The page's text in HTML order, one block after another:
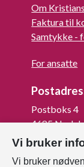
Om
Faktura til
Samtykke -
For ansatte
Postboks 4
4685
Org.nr: 820
Vi bruker
Vi bruker